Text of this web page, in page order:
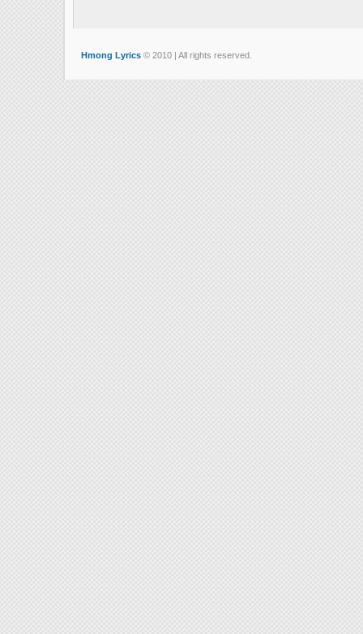
Hmong Lyrics © 2010 | All rights reserved.